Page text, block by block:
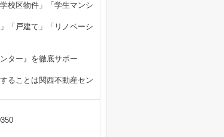
校区物件」「学生マンシ
「戸建て」「リノベーシ
ター』を徹底サポー
ることは関西不動産セン